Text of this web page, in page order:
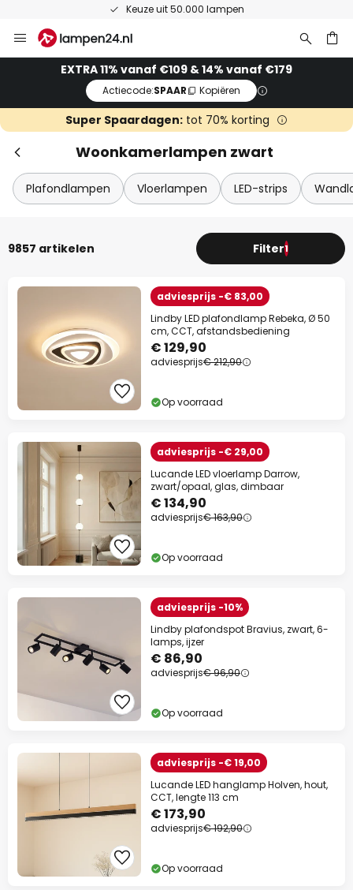
Keuze uit 50.000 lampen
naar
EXTRA 11% vanaf €109 & 14% vanaf €179
Actiecode:SPAAR Kopiëren
Super Spaardagen: tot 70% korting
Woonkamerlampen zwart
Plafondlampen Vloerlampen LED-strips
9857 artikelen Filter1
adviesprijs -€ 83,00
Lindby LED plafondlamp Rebeka, Ø 50
cm, CCT, afstandsbediening
€ 129,90
adviesprijs€ 212,90
Op voorraad
adviesprijs -€ 29,00
Lucande LED vloerlamp Darrow,
zwart/opaal, glas, dimbaar
€ 134,90
adviesprijs€ 163,90
Op voorraad
adviesprijs -10%
Lindby plafondspot Bravius, zwart, 6-
lamps, ijzer
€ 86,90
adviesprijs€ 96,90
Op voorraad
adviesprijs -€ 19,00
Lucande LED hanglamp Holven, hout,
CCT, lengte 113 cm
€ 173,90
adviesprijs€ 192,90
Op voorraad
Extra korting
11% kortingvanaf €109
14% kortingvanaf €179
op bijna alles*
Actiecode:
*Uitgesloten merken